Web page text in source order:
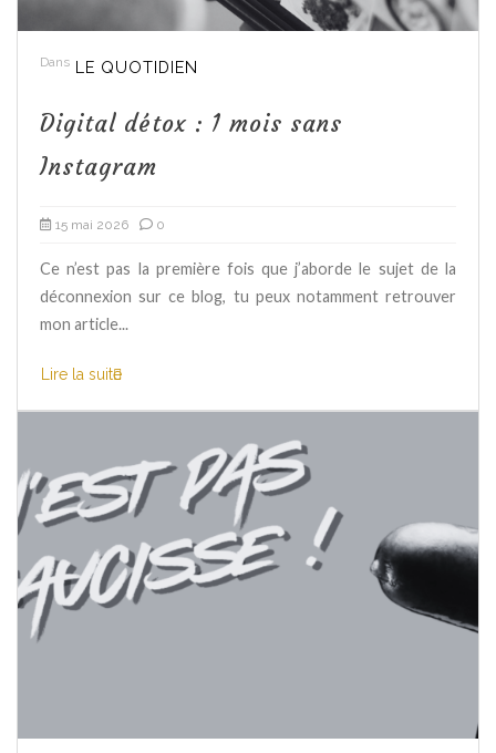
Dans LE QUOTIDIEN
Digital détox : 1 mois sans
Instagram
15 mai 2026 0
Ce n’est pas la première fois que j’aborde le sujet de la
déconnexion sur ce blog, tu peux notamment retrouver
mon article...
Lire la suite